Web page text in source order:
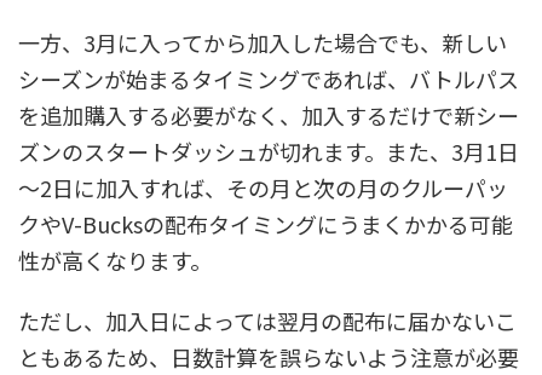
一方、3月に入ってから加入した場合でも、新しい
シーズンが始まるタイミングであれば、バトルパス
を追加購入する必要がなく、加入するだけで新シー
ズンのスタートダッシュが切れます。また、3月1日
～2日に加入すれば、その月と次の月のクルーパッ
クやV-Bucksの配布タイミングにうまくかかる可能
性が高くなります。
ただし、加入日によっては翌月の配布に届かないこ
ともあるため、日数計算を誤らないよう注意が必要